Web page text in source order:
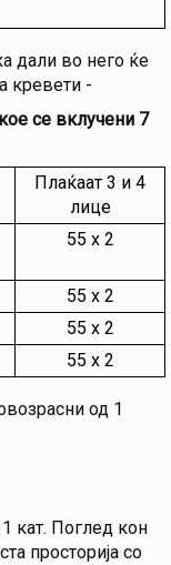
дали во него ќе
кревети -
се вклучени 7
Плаќаат 3 и 4
лице
55 х 2
55 х 2
55 х 2
55 х 2
од 1
кат. Поглед кон
просторија со